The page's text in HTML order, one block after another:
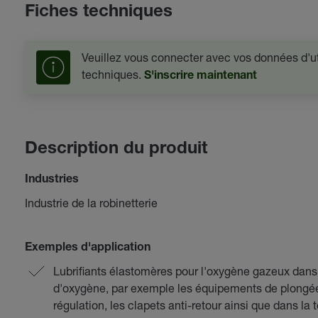
Fiches techniques
Veuillez vous connecter avec vos données
techniques. S'inscrire maintenant
Description du produit
Industries
Industrie de la robinetterie
Exemples d'application
Lubrifiants élastomères pour l'oxygène gazeux
d'oxygène, par exemple les équipements de
régulation, les clapets anti-retour ainsi que dans la